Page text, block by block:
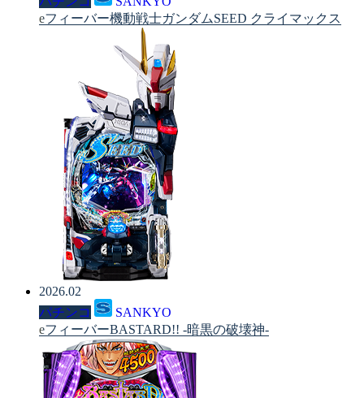
eフィーバー機動戦士ガンダムSEED クライマックス
2026.02
パチンコ
SANKYO
eフィーバーBASTARD!! -暗黒の破壊神-